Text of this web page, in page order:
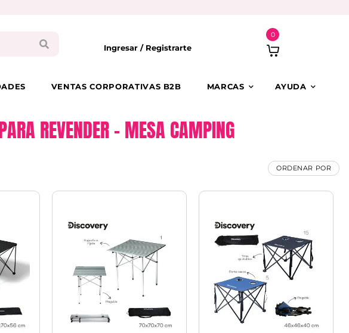
Ingresar / Registrarte
0
VENTAS CORPORATIVAS B2B MARCAS AYUDA
REVENDER – MESA CAMPING
ORDENAR POR